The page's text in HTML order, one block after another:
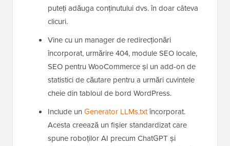
puteți adăuga conținutului dvs. în doar câteva
clicuri.
Vine cu un manager de redirecționări
încorporat, urmărire 404, module SEO locale,
SEO pentru WooCommerce și un add-on de
statistici de căutare pentru a urmări cuvintele
cheie din tabloul de bord WordPress.
Include un Generator LLMs.txtîncorporat.
Acesta creează un fișier standardizat care
spune roboților AI precum ChatGPT și